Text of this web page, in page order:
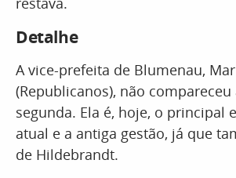
Detalhe
A vice-prefeita de Blumenau,
(Republicanos), não
segunda. Ela é, hoje, o principal
atual e a antiga gestão, já que
de Hildebrandt.